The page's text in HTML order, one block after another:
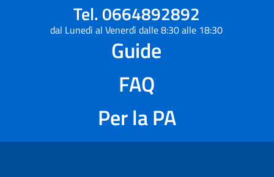
Tel. 0664892892
dal Lunedì al Venerdì dalle 8:30 alle 18:30
Guide
FAQ
Per la PA